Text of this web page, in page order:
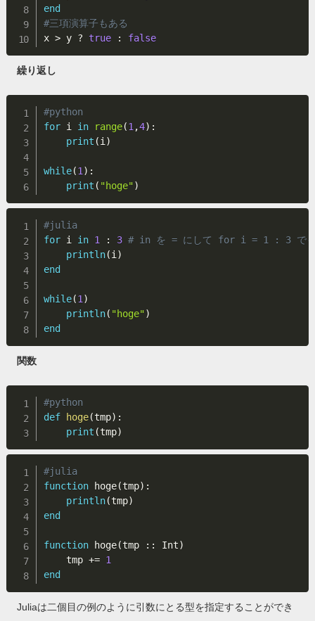
end
#三項演算子もある
x > y ? true : false
繰り返し
#python
for i in range(1 ,4) :
print (i )
while(1 ) :
print ( "hoge")
#julia
for i in 1 : 3 # in を = にして for i = 1 : 3 でも
println(i )
end
while(1 )
println( "hoge")
end
関数
#python
def
hoge(tmp) :
print (tmp)
#julia
function hoge(tmp) :
println(tmp)
end
function hoge(tmp : : Int)
    tmp
+= 1
end
Juliaは二個目の例のように引数にとる型を指定することができ